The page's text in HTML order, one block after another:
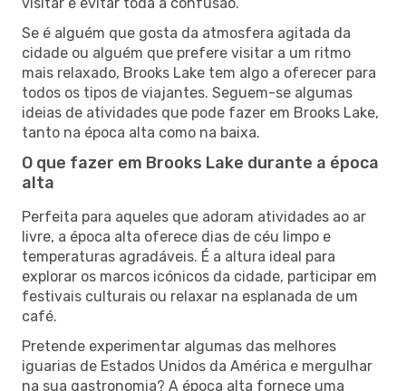
Se é alguém que gosta da atmosfera agitada da
cidade ou alguém que prefere visitar a um ritmo
mais relaxado, Brooks Lake tem algo a oferecer para
todos os tipos de viajantes. Seguem-se algumas
ideias de atividades que pode fazer em Brooks Lake,
tanto na época alta como na baixa.
O que fazer em Brooks Lake durante a época
alta
Perfeita para aqueles que adoram atividades ao ar
livre, a época alta oferece dias de céu limpo e
temperaturas agradáveis. É a altura ideal para
explorar os marcos icónicos da cidade, participar em
festivais culturais ou relaxar na esplanada de um
café.
Pretende experimentar algumas das melhores
iguarias de Estados Unidos da América e mergulhar
na sua gastronomia? A época alta fornece uma